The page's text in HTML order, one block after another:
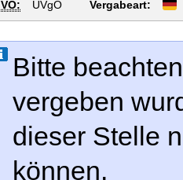
VO: UVgO Vergabeart:
Bitte
vergeben
dieser Stelle
können.